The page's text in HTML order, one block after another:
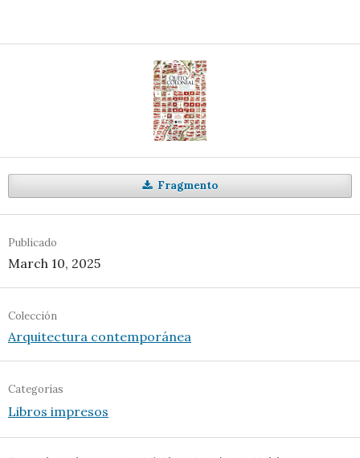
Fragmento
Publicado
March 10, 2025
Colección
Arquitectura contemporánea
Categorías
Libros impresos